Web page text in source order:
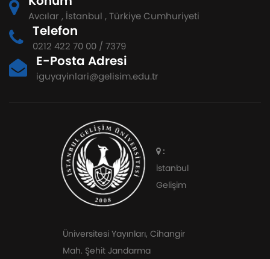
Avcılar , İstanbul , Türkiye Cumhuriyeti
Telefon
0212 422 70 00 / 7379
E-Posta Adresi
iguyayinlari@gelisim.edu.tr
:
İstanbul
Gelişim
Üniversitesi Yayınları, Cihangir
Mah. Şehit Jandarma